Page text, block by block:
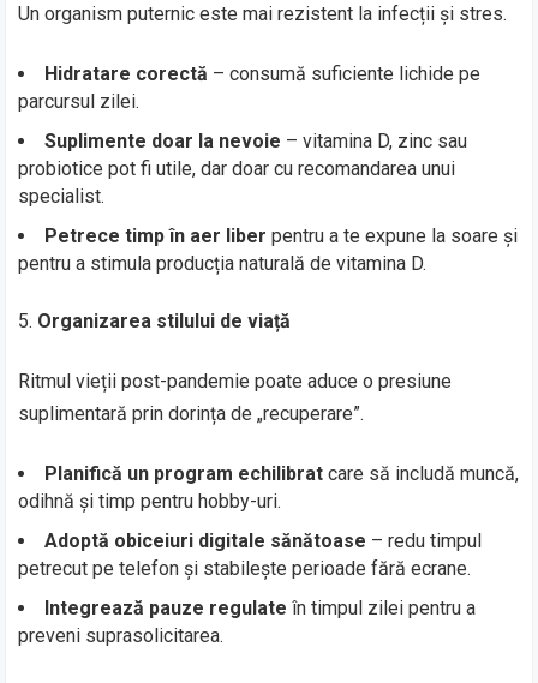
Un organism puternic este mai rezistent la infecții și stres.
Hidratare corectă – consumă suficiente lichide pe
parcursul zilei.
Suplimente doar la nevoie – vitamina D, zinc sau
probiotice pot fi utile, dar doar cu recomandarea unui
specialist.
Petrece timp în aer liber pentru a te expune la soare și
pentru a stimula producția naturală de vitamina D.
Organizarea stilului de viață
Ritmul vieții post-pandemie poate aduce o presiune
suplimentară prin dorința de „recuperare”.
Planifică un program echilibrat care să includă muncă,
odihnă și timp pentru hobby-uri.
Adoptă obiceiuri digitale sănătoase – redu timpul
petrecut pe telefon și stabilește perioade fără ecrane.
Integrează pauze regulate în timpul zilei pentru a
preveni suprasolicitarea.